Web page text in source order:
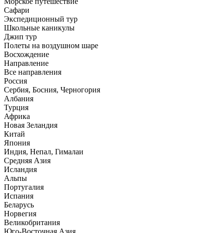
Сафари
Экспедиционный тур
Школьные каникулы
Джип тур
Полеты на воздушном шаре
Восхождение
Направлениe
Все направления
Россия
Сербия, Босния, Черногория
Албания
Турция
Африка
Новая Зеландия
Китай
Япония
Индия, Непал, Гималаи
Средняя Азия
Исландия
Альпы
Португалия
Испания
Беларусь
Норвегия
Великобритания
Юго-Восточная Азия